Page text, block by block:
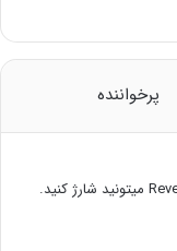
پرخواننده
سلام فقط به صورت Reverse charging میتونید شارژ کنید.